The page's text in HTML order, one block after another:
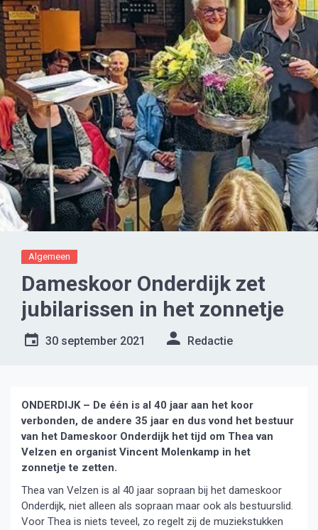
Algemeen
Dameskoor Onderdijk zet
jubilarissen in het zonnetje
30 september 2021 Redactie
ONDERDIJK – De één is al 40 jaar aan het koor
verbonden, de andere 35 jaar en dus vond het bestuur
van het Dameskoor Onderdijk het tijd om Thea van
Velzen en organist Vincent Molenkamp in het
zonnetje te zetten.
Thea van Velzen is al 40 jaar sopraan bij het dameskoor
Onderdijk, niet alleen als sopraan maar ook als bestuurslid.
Voor Thea is niets teveel, zo regelt zij de muziekstukken